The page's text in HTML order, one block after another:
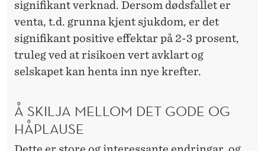
signifikant verknad. Dersom dødsfallet er
venta, t.d. grunna kjent sjukdom, er det
signifikant positive effektar på 2-3 prosent,
truleg ved at risikoen vert avklart og
selskapet kan henta inn nye krefter.
Å SKILJA MELLOM DET GODE OG
HÅPLAUSE